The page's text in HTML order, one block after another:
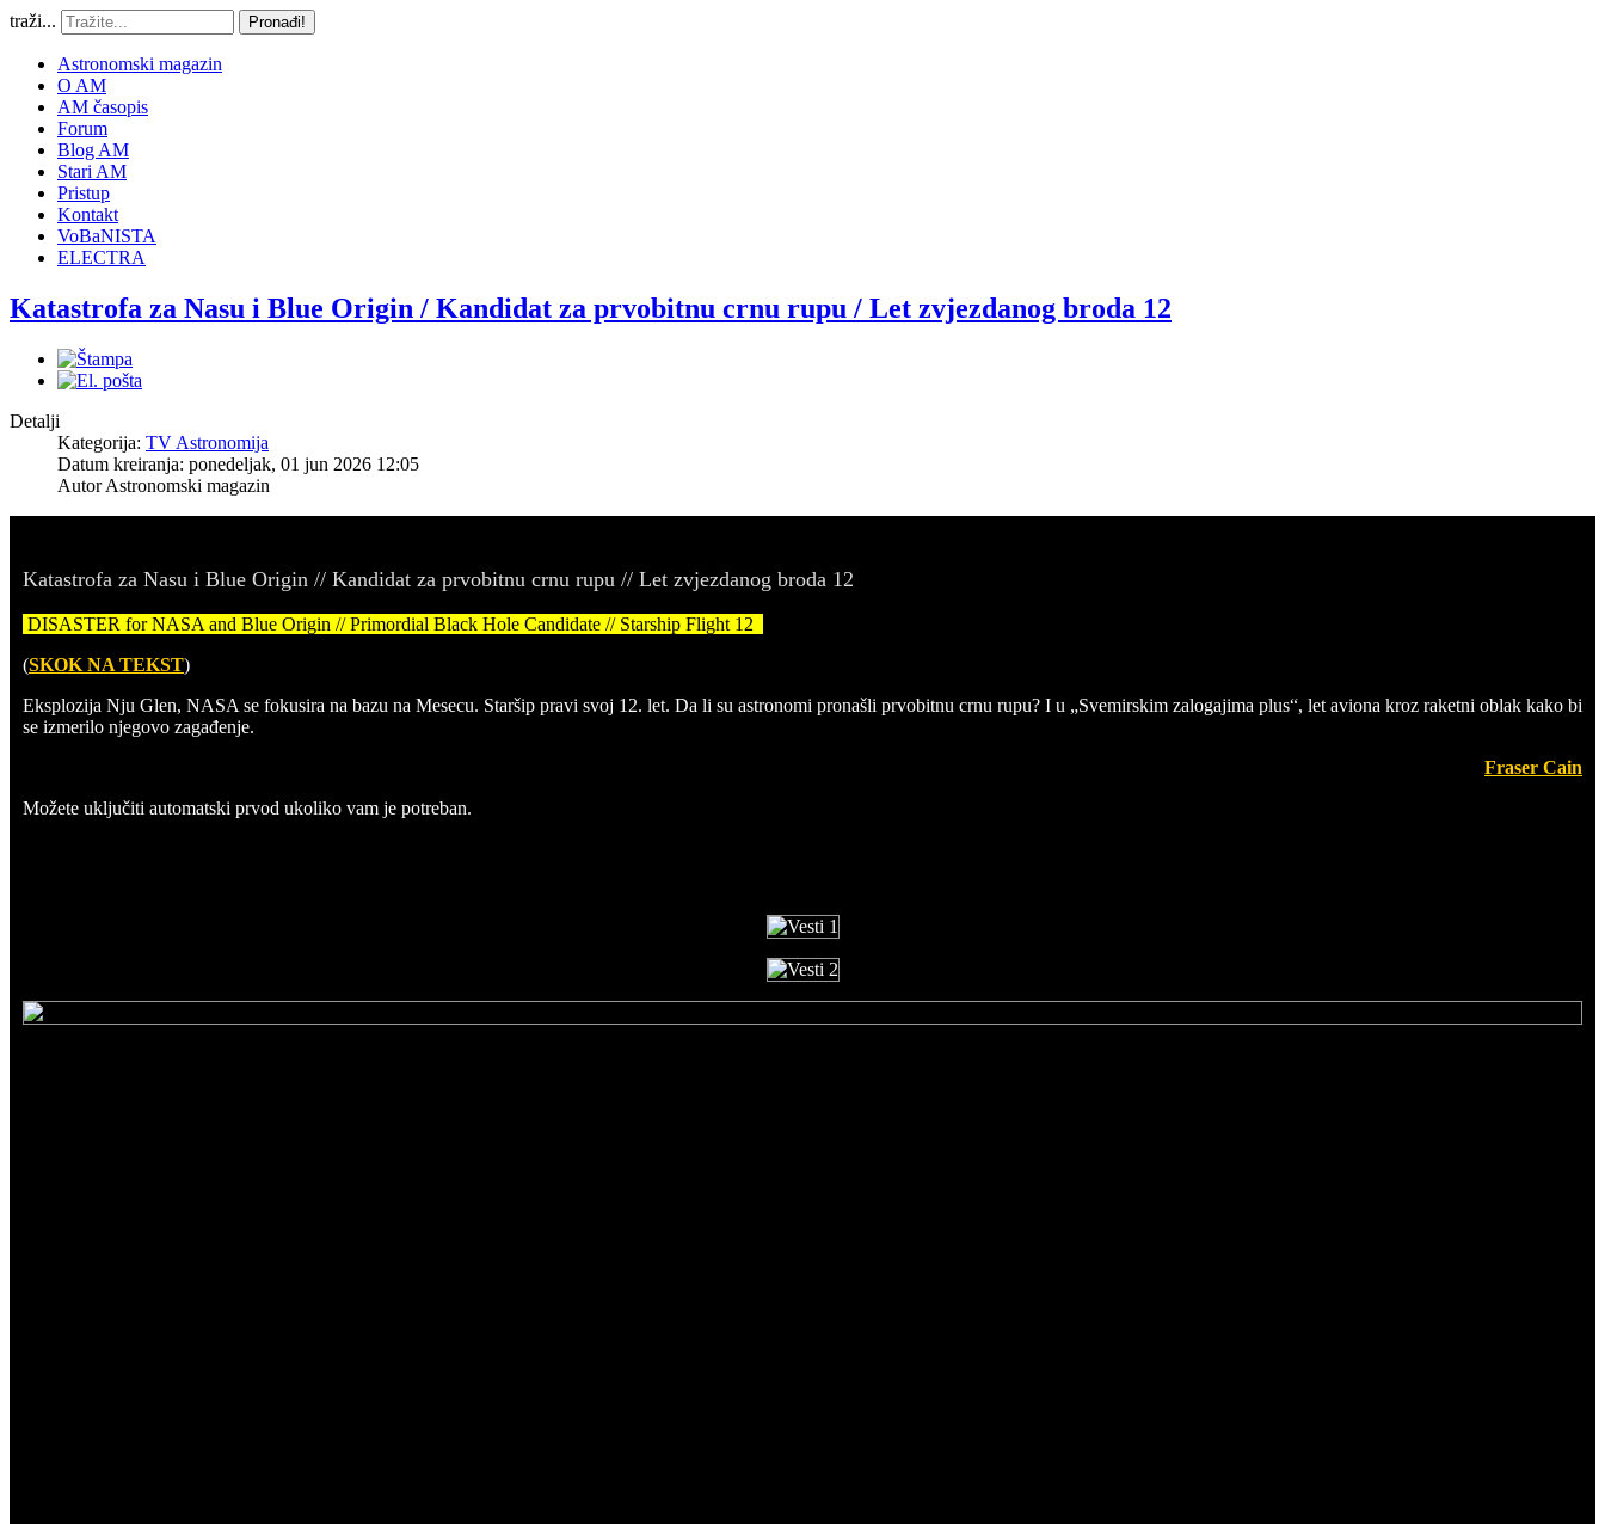
traži... Pronađi!
Astronomski magazin
O AM
AM časopis
Forum
Blog AM
Stari AM
Pristup
Kontakt
VoBaNISTA
ELECTRA
Katastrofa za Nasu i Blue Origin / Kandidat za prvobitnu crnu rupu / Let zvjezdanog broda 12
Detalji
Kategorija: TV Astronomija
Datum kreiranja: ponedeljak, 01 jun 2026 12:05
AutorAstronomski magazin
Katastrofa za Nasu i Blue Origin // Kandidat za prvobitnu crnu rupu // Let zvjezdanog broda 12
DISASTER for NASA and Blue Origin // Primordial Black Hole Candidate // Starship Flight 12
(SKOK NA TEKST)
Eksplozija Nju Glen, NASA se fokusira na bazu na Mesecu. Staršip pravi svoj 12. let. Da li su astronomi pronašli prvobitnu crnu rupu? I u „Svemirskim zalogajima plus“, let aviona kroz raketni oblak kako bi
se izmerilo njegovo zagađenje.
Fraser Cain
Možete uključiti automatski prvod ukoliko vam je potreban.